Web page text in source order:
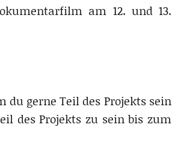
am 12. und 13.
du gerne Teil des Projekts sein
des Projekts zu sein bis zum